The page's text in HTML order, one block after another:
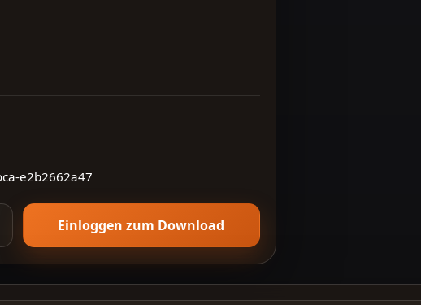
e2b2662a47
Einloggen zum Download